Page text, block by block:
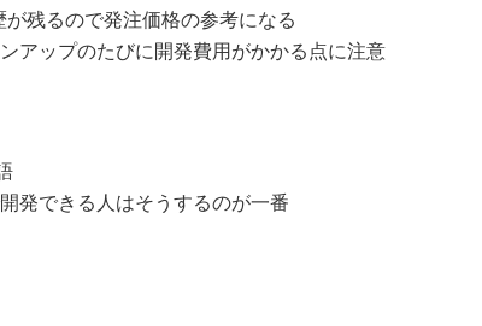
残るので発注価格の参考になる
アップのたびに開発費用がかかる点に注意
発できる人はそうするのが一番